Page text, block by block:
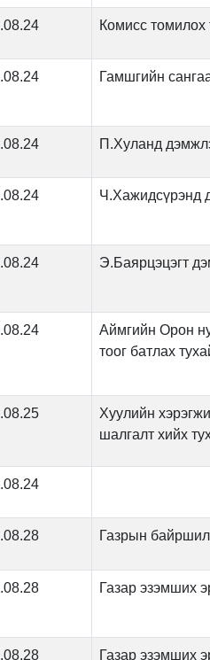
Комисс томилох
Гамшгийн
П.Хуланд
Ч.Хажидсүрэнд
Э.Баярцэцэгт
Аймгийн Орон
тоог батлах
Хуулийн
шалгалт хийх
Газрын
Газар эзэмших
Газар эзэмших